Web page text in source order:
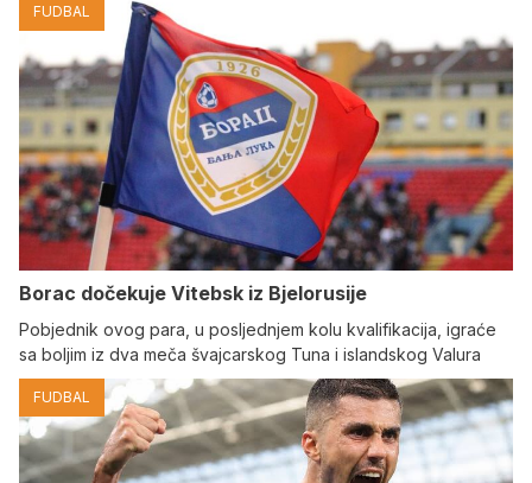
FUDBAL
Borac dočekuje Vitebsk iz Bjelorusije
Pobjednik ovog para, u posljednjem kolu kvalifikacija, igraće
sa boljim iz dva meča švajcarskog Tuna i islandskog Valura
FUDBAL